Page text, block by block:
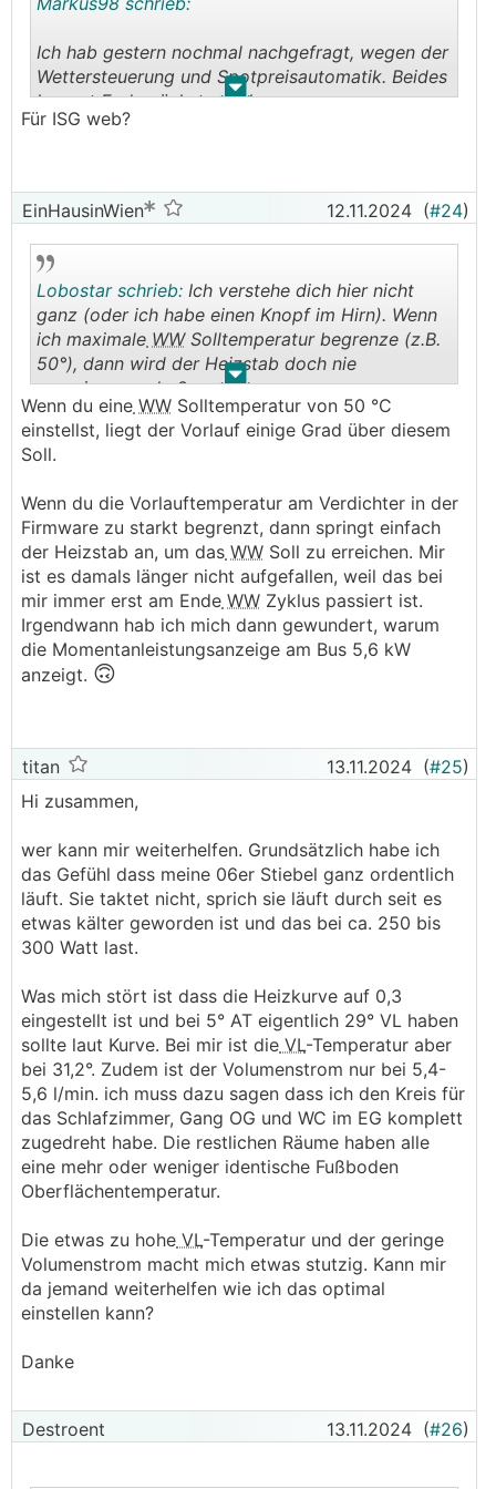
werde in einem späteren Beitrag noch etwas dazu
schreiben.
Siehe hier:https://www.stiebel-eltron.de/content/da
082565.pdf
Gibt es eine Möglichkeit, die Wärmepumpe ins
Smarthome zu integrieren?
Ja, über das sogenannte Internet Service Gateway.
Dieses gibt es in zwei Versionen: ISG Web und ISG
Plus
ffentlicher-bereich/knx-eib-forum/33599-stiebel-eltr
on-knx-ip-integration-isg/
Was bieten diese beiden Boxen? Leider nicht viel. Ich
zitiere hier von S. 26 des Threads knx-user-forum:
ISG Web:
+ Modbus/TCP (mittlerweile inkludiert)
+ Optional: KNX Modul
+ Optional: EMI mit EMI-Softwareerweiterung, hier
wird zwingend der "Sunny Home Manager 2.0" von
SMA oder seit 2020 den neuen "EM Meter" von
Steuerung
ISG Plus:
für eine SG-Ready Steuerung
- kein Modbus/TCP
- kein KNX
- kein EMI
dort aktuelle Prozessdaten und Temperaturdaten
ansehen und Einstellungen ändern. Statistische
Auswertung gibt es keine bzw. ist diese nur sehr
rudimentär vorhanden. Langsam ist es auch. Ich halte
beide Boxen und die KNX Erweiterung für gnadenlos
überteuert und über die Funktionaliät der KNX
Software liest man sehr gemischtes.
Nur um das in Relation zu setzen: Die Gesamtkosten
damals ca. auf 1/5 - 1/4 meiner Gesamtkosten für
alle KNX Komponenten im Verteiler summiert.
Absolut irre. (Falls hier jemand von Pichler mitliest:
Ihr seid um nichts besser!)
Neu 2024:
späteren Zeitpunkt aufgreifen. Hoffentlich wird es
besser.
. .
Ich hab gestern nochmal nachgefragt, wegen der
Wettersteuerung und Spotpreisautomatik. Beides
kommt Ende nächstes Jahr.
Für ISG web?
EinHausinWien 12.11.2024 (#24)
. .
Lobostar schrieb: Ich verstehe dich hier nicht
ganz (oder ich habe einen Knopf im Hirn). Wenn
ich maximale WWSolltemperatur begrenze (z.B.
50°), dann wird der Heizstab doch nie
anspringen, oder?
Wenn du eine WW Solltemperatur von 50 °C
einstellst, liegt der Vorlauf einige Grad über diesem
Soll.
Wenn du die Vorlauftemperatur am Verdichter in der
Firmware zu starkt begrenzt, dann springt einfach
der Heizstab an, um das WW Soll zu erreichen. Mir
ist es damals länger nicht aufgefallen, weil das bei
mir immer erst am Ende WW Zyklus passiert ist.
Irgendwann hab ich mich dann gewundert, warum
die Momentanleistungsanzeige am Bus 5,6 kW
anzeigt. 🙃
titan 13.11.2024 (#25)
Hi zusammen,
wer kann mir weiterhelfen. Grundsätzlich habe ich
das Gefühl dass meine 06er Stiebel ganz ordentlich
läuft. Sie taktet nicht, sprich sie läuft durch seit es
etwas kälter geworden ist und das bei ca. 250 bis
300 Watt last.
Was mich stört ist dass die Heizkurve auf 0,3
eingestellt ist und bei 5° AT eigentlich 29° VL haben
sollte laut Kurve. Bei mir ist die VL-Temperatur aber
bei 31,2°. Zudem ist der Volumenstrom nur bei 5,4-
5,6 l/min. ich muss dazu sagen dass ich den Kreis für
das Schlafzimmer, Gang OG und WC im EG komplett
zugedreht habe. Die restlichen Räume haben alle
eine mehr oder weniger identische Fußboden
Oberflächentemperatur.
Die etwas zu hohe VL-Temperatur und der geringe
Volumenstrom macht mich etwas stutzig. Kann mir
da jemand weiterhelfen wie ich das optimal
einstellen kann?
Danke
Destroent 13.11.2024 (#26)